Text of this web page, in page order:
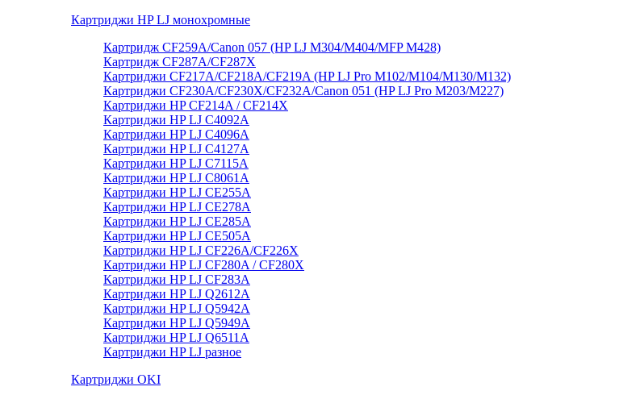
Картриджи HP LJ монохромные
Картридж CF259A/Canon 057 (HP LJ M304/M404/MFP M428)
Картридж CF287A/CF287X
Картриджи CF217A/CF218A/CF219A (HP LJ Pro M102/M104/M130/M132)
Картриджи CF230A/CF230X/CF232A/Canon 051 (HP LJ Pro M203/M227)
Картриджи HP CF214A / CF214X
Картриджи HP LJ C4092A
Картриджи HP LJ C4096A
Картриджи HP LJ C4127A
Картриджи HP LJ C7115A
Картриджи HP LJ C8061А
Картриджи HP LJ CE255A
Картриджи HP LJ CE278A
Картриджи HP LJ CE285A
Картриджи HP LJ CE505A
Картриджи HP LJ CF226A/CF226X
Картриджи HP LJ CF280A / CF280X
Картриджи HP LJ CF283A
Картриджи HP LJ Q2612A
Картриджи HP LJ Q5942A
Картриджи HP LJ Q5949А
Картриджи HP LJ Q6511A
Картриджи HP LJ разное
Картриджи OKI